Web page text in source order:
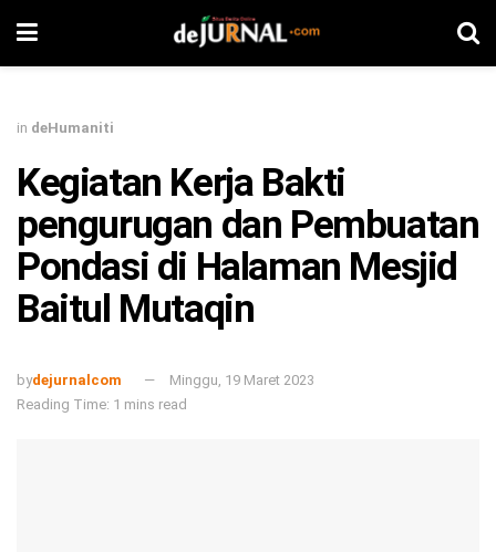
in deHumaniti
Kegiatan Kerja Bakti
pengurugan dan Pembuatan
Pondasi di Halaman Mesjid
Baitul Mutaqin
bydejurnalcom
Minggu, 19 Maret 2023
Reading Time: 1 mins read